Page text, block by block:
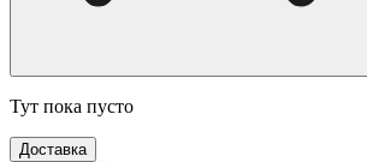
Тут пока пусто
Доставка